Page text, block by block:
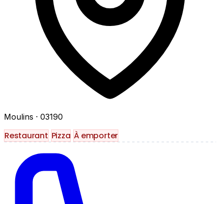
Moulins · 03190
Restaurant Pizza À emporter